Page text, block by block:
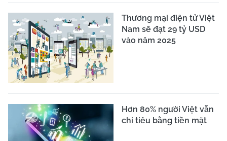
Thương mại điện tử Việt
Nam sẽ đạt 29 tỷ USD
vào năm 2025
Hơn 80% người Việt vẫn
chi tiêu bằng tiền mặt